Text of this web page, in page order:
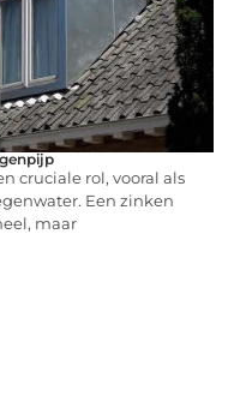
cruciale rol, vooral als
Een zinken
maar